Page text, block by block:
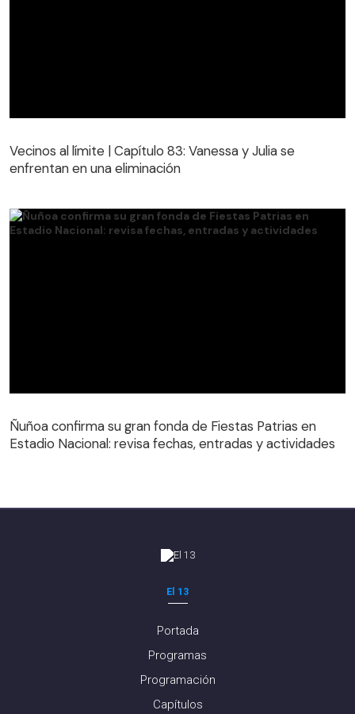
enfrentan en una eliminación
Vecinos al límite | Capítulo 83: Vanessa y Julia se
enfrentan en una eliminación
Ñuñoa confirma su gran fonda de Fiestas Patrias en
Estadio Nacional: revisa fechas, entradas y actividades
El 13
Portada
Programas
Programación
Capítulos